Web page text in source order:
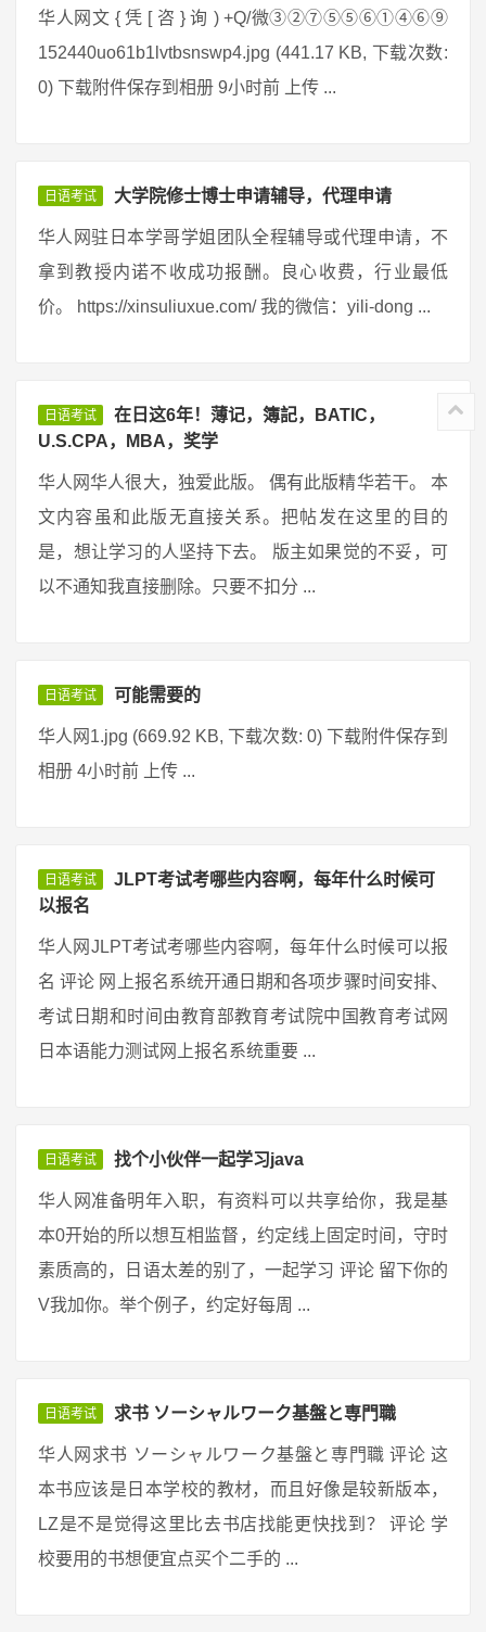
华人网文 { 凭 [ 咨 } 询 ) +Q/微③②⑦⑤⑤⑥①④⑥⑨
152440uo61b1lvtbsnswp4.jpg (441.17 KB, 下载次数:
0) 下载附件保存到相册 9小时前 上传 ...
日语考试 大学院修士博士申请辅导，代理申请
华人网驻日本学哥学姐团队全程辅导或代理申请，不
拿到教授内诺不收成功报酬。良心收费，行业最低
价。 https://xinsuliuxue.com/ 我的微信：yili-dong ...
日语考试
在日这6年！薄记，簿記，BATIC，
U.S.CPA，MBA，奖学
华人网华人很大，独爱此版。 偶有此版精华若干。 本
文内容虽和此版无直接关系。把帖发在这里的目的
是，想让学习的人坚持下去。 版主如果觉的不妥，可
以不通知我直接删除。只要不扣分 ...
日语考试 可能需要的
华人网1.jpg (669.92 KB, 下载次数: 0) 下载附件保存到
相册 4小时前 上传 ...
日语考试
JLPT考试考哪些内容啊，每年什么时候可
以报名
华人网JLPT考试考哪些内容啊，每年什么时候可以报
名 评论 网上报名系统开通日期和各项步骤时间安排、
考试日期和时间由教育部教育考试院中国教育考试网
日本语能力测试网上报名系统重要 ...
日语考试 找个小伙伴一起学习java
华人网准备明年入职，有资料可以共享给你，我是基
本0开始的所以想互相监督，约定线上固定时间，守时
素质高的，日语太差的别了，一起学习 评论 留下你的
V我加你。举个例子，约定好每周 ...
日语考试 求书 ソーシャルワーク基盤と専門職
华人网求书 ソーシャルワーク基盤と専門職 评论 这
本书应该是日本学校的教材，而且好像是较新版本，
LZ是不是觉得这里比去书店找能更快找到？ 评论 学
校要用的书想便宜点买个二手的 ...